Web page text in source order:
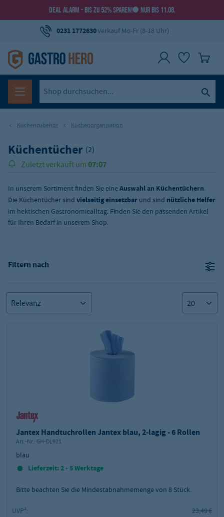
DEAL ALARM - BIS ZU 52% SPAREN! NUR BIS 11.08.
0231 1772630Verkauf Mo-Fr (8-18 Uhr)
Küchenzubehör Küchenorganisation
Küchentücher (2)
Zuletzt verkauft um 07:07
In unserem Sortiment finden Sie eineAuswahl an Küchentüchern.
Die Küchentücher sind vielseitig einsetzbar und sind nützliche Helfer
im hektischen Gastronomiealltag. Finden Sie den passenden Artikel
für Ihren Bedarf in unserem Shop.
Filtern nach
Jantex Handtuchrollen Jantex blau, 2-lagig - 6 Rollen
Art.-Nr.: GH-DL921
blau
Lieferzeit: 2 - 5 Werktage
Bitte beachten Sie die Mindestabnahmemenge von 8 Stück.
UVP²:
23,49 €